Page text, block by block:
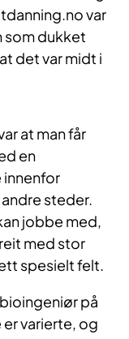
var
som dukket
det var midt i
at man får
en
steder.
jobbe med,
med stor
spesielt felt.
på
varierte, og